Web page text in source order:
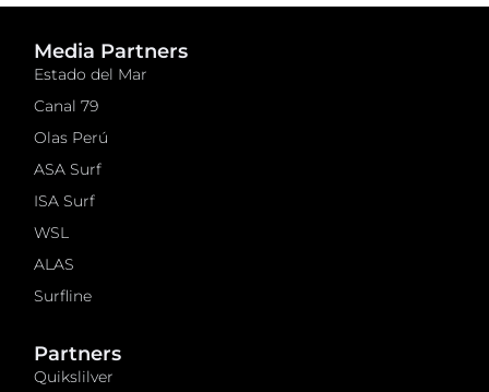
Media Partners
Estado del Mar
Canal 79
Olas Perú
ASA Surf
ISA Surf
WSL
ALAS
Surfline
Partners
Quikslilver